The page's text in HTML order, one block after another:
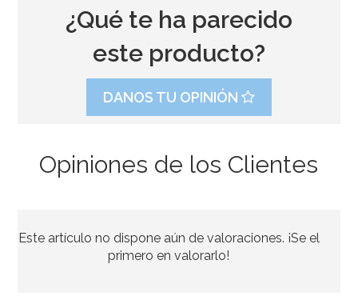
9,95€
¿Qué te ha parecido
este producto?
DANOS TU OPINIÓN
Opiniones de los Clientes
Este artículo no dispone aún de valoraciones. ¡Se el
primero en valorarlo!